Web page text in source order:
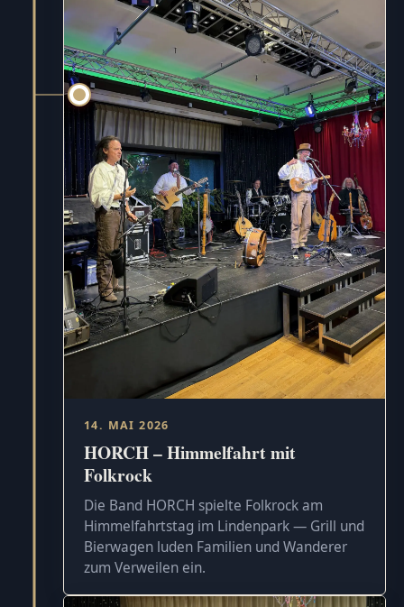
14. MAI 2026
HORCH – Himmelfahrt mit
Folkrock
Die Band HORCH spielte Folkrock am
Himmelfahrtstag im Lindenpark — Grill und
Bierwagen luden Familien und Wanderer
zum Verweilen ein.